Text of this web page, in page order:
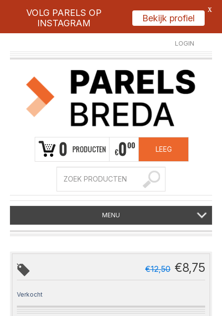
LOGIN
REGISTREER
0 PRODUCTEN €000 LEEG
MENU
€12,50 €8,75
Verkocht
VOLG PARELS OP
INSTAGRAM
Bekijk profiel X